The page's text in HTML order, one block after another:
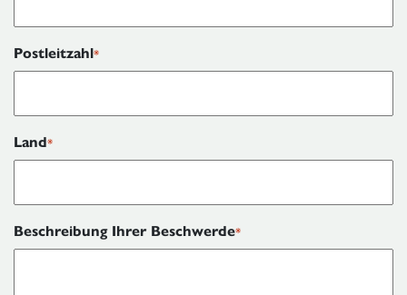
Postleitzahl*
Land*
Beschreibung Ihrer Beschwerde*